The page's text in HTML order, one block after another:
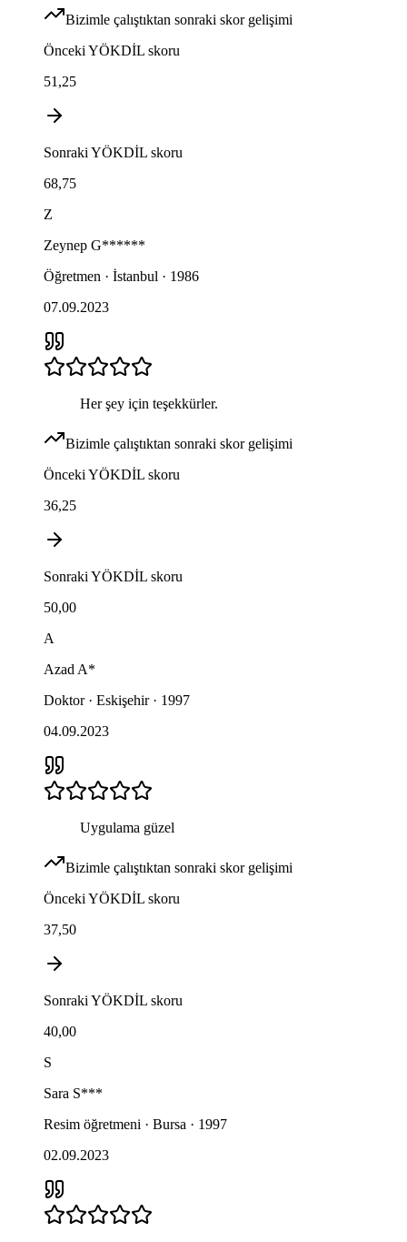
Bizimle çalıştıktan sonraki skor gelişimi
Önceki YÖKDİL skoru
51,25
Sonraki YÖKDİL skoru
68,75
Z
Zeynep G******
Öğretmen · İstanbul · 1986
07.09.2023
Her şey için teşekkürler.
Bizimle çalıştıktan sonraki skor gelişimi
Önceki YÖKDİL skoru
36,25
Sonraki YÖKDİL skoru
50,00
A
Azad A*
Doktor · Eskişehir · 1997
04.09.2023
Uygulama güzel
Bizimle çalıştıktan sonraki skor gelişimi
Önceki YÖKDİL skoru
37,50
Sonraki YÖKDİL skoru
40,00
S
Sara S***
Resim öğretmeni · Bursa · 1997
02.09.2023